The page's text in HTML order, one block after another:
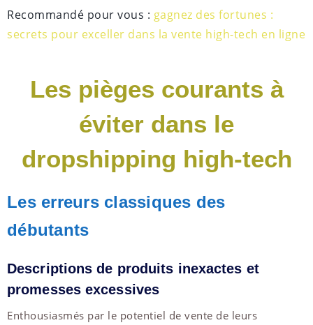
Recommandé pour vous : gagnez des fortunes :
secrets pour exceller dans la vente high-tech en ligne
Les pièges courants à
éviter dans le
dropshipping high-tech
Les erreurs classiques des
débutants
Descriptions de produits inexactes et
promesses excessives
Enthousiasmés par le potentiel de vente de leurs